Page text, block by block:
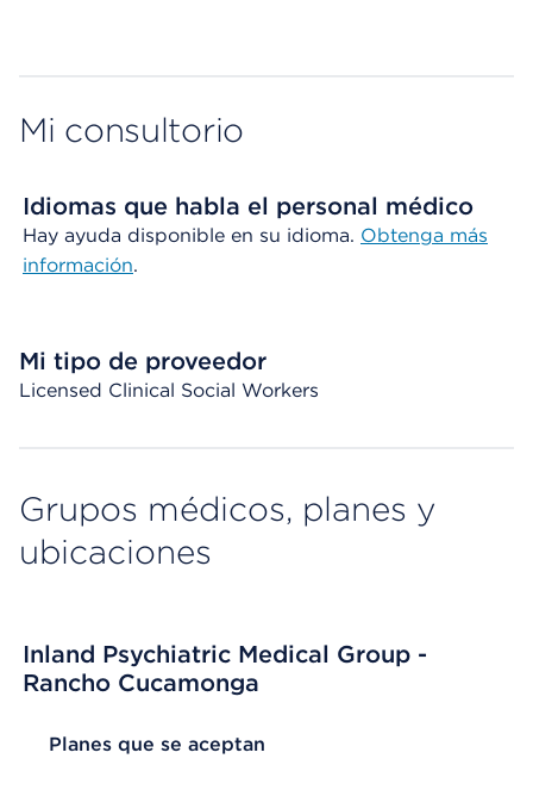
Mi consultorio
Idiomas que habla el personal médico
Hay ayuda disponible en su idioma. Obtenga más
información.
Mi tipo de proveedor
Licensed Clinical Social Workers
Grupos médicos, planes y
ubicaciones
Inland Psychiatric Medical Group -
Rancho Cucamonga
List Header Planes que se aceptan
Planes que se aceptan